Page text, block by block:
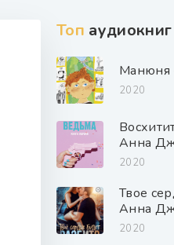
Топ аудиокниг
Манюня
2020
Анна
2020
Твое
Анна
2020